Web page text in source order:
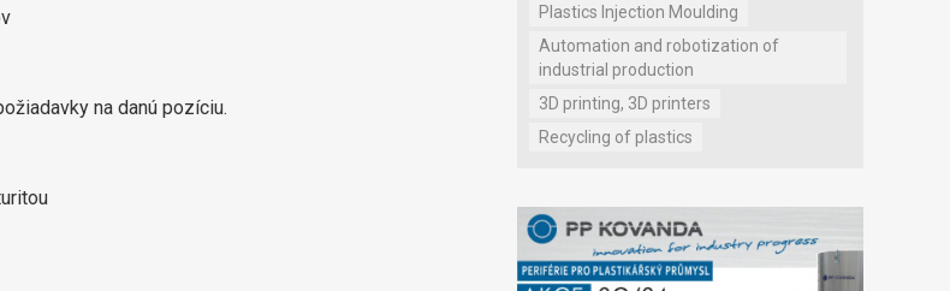
na danú pozíciu.
Plastics Injection Moulding
Automation and robotization of
industrial production
3D printing, 3D printers
Recycling of plastics